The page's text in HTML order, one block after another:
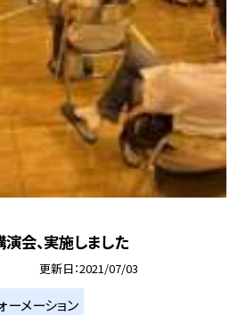
演会、実施しました
更新日 2021/07/03
ーメーション